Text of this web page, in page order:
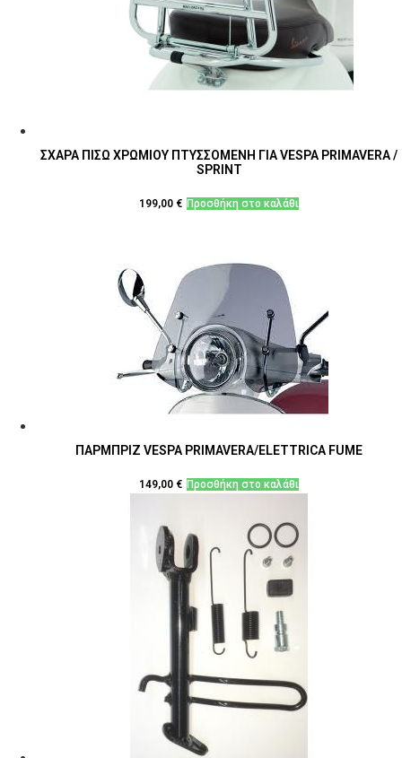
ΣΧΑΡΑ ΠΙΣΩ ΧΡΩΜΙΟΥ ΠΤΥΣΣΟΜΕΝΗ ΓΙΑ VESPA PRIMAVERA /
SPRINT
199,00 € Προσθήκη στο καλάθι
ΠΑΡΜΠΡΙΖ VESPA PRIMAVERA/ELETTRICA FUME
149,00 € Προσθήκη στο καλάθι